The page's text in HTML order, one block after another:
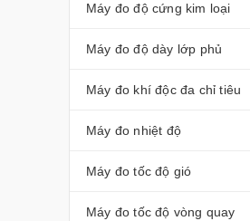
Máy đo độ cứng kim loại
Máy đo độ dày lớp phủ
Máy đo khí độc đa chỉ tiêu
Máy đo nhiệt độ
Máy đo tốc độ gió
Máy đo tốc độ vòng quay